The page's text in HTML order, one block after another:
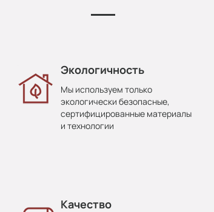
Экологичность
Мы используем только
экологически безопасные,
сертифицированные материалы
и технологии
Качество